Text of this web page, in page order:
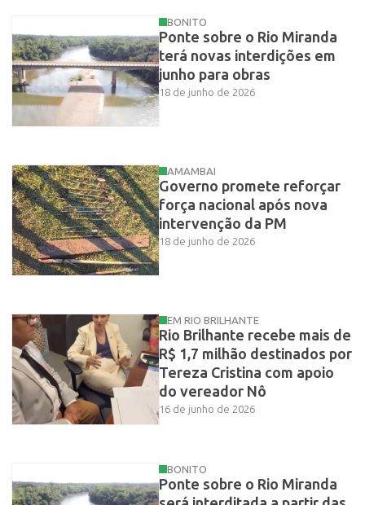
BONITO
Ponte sobre o Rio Miranda
terá novas interdições em
junho para obras
18 de junho de 2026
AMAMBAI
Governo promete reforçar
força nacional após nova
intervenção da PM
18 de junho de 2026
EM RIO BRILHANTE
Rio Brilhante recebe mais de
R$ 1,7 milhão destinados por
Tereza Cristina com apoio
do vereador Nô
16 de junho de 2026
BONITO
Ponte sobre o Rio Miranda